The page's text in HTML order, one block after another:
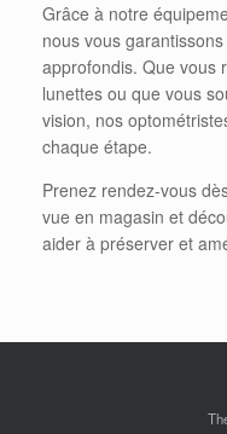
Grâce à notre
nous vous
approfondis. Que vous
lunettes ou que vous
vision, nos
chaque étape.
Prenez rendez-vous
vue en magasin et
aider à préserver et